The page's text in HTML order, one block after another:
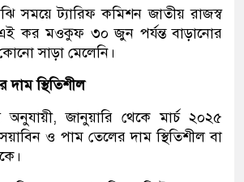
সময়ে ট্যারিফ কমিশন জাতীয় রাজস্ব
কর মওকুফ ৩০ জুন পর্যন্ত বাড়ানোর
সাড়া মেলেনি।
দাম স্থিতিশীল
অনুযায়ী, জানুয়ারি থেকে মার্চ ২০২৫
সয়াবিন ও পাম তেলের দাম স্থিতিশীল বা